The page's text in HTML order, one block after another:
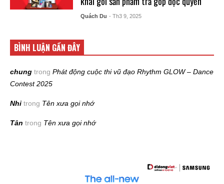
Quách Du - Th3 9, 2025
BÌNH LUẬN GẦN ĐÂY
chung trong Phát động cuộc thi vũ đạo Rhythm GLOW – Dance
Contest 2025
Nhi trong Tên xưa gọi nhớ
Tân trong Tên xưa gọi nhớ